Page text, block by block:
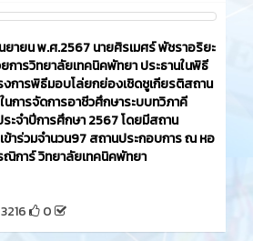
ยายน พ.ศ.2567 นายศิรเมศร์ พัชราอริยะ
การวิทยาลัยเทคนิคพัทยา ประธานในพิธี
งการพิธีมอบโล่ยกย่องเชิดชูเกียรติสถาน
นการจัดการอาชีวศึกษาระบบทวิภาคี
จำปีการศึกษา 2567 โดยมีสถาน
ข้าร่วมจำนวน97 สถานประกอบการ ณ หอ
การ์ วิทยาลัยเทคนิคพัทยา
0